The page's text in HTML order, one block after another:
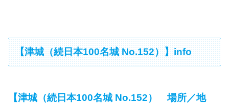
【津城（続日本100名城 No.152）】info
【津城（続日本100名城 No.152） 場所／地